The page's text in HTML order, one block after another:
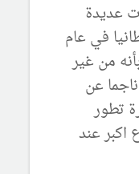
عديدة
في عام
بأنه من غير
عن
تطور
اكبر عند